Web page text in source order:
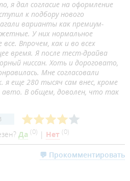
я дал согласие на оформление
к подбору нового
варианты как премиум-
У них нормальное
Впрочем, как и во всех
время. Я после тест-драйва
ниссан. Хоть и дороговато,
Мне согласовали
я еще 280 тысяч сам внес, кроме
авто. В общем, доволен, что так
Да (0) | Нет (0)
💬 Прокомментировать